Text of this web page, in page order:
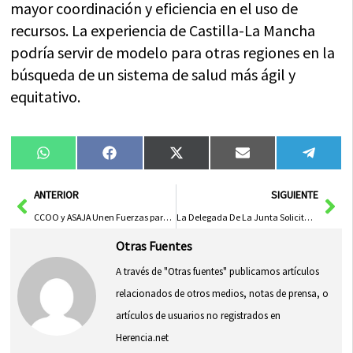
mayor coordinación y eficiencia en el uso de
recursos. La experiencia de Castilla-La Mancha
podría servir de modelo para otras regiones en la
búsqueda de un sistema de salud más ágil y
equitativo.
Compartir
en
WhatsAppCompartir
en
FacebookCompartir
en
X
(Twitter)
Compartir
en
Email
en
AntANTERIOR
CCOO y ASAJA Unen Fuerzas para Debatir Retos Clave del Sector Agrario
SIGUIENTE
La Delegada De La Junta Solicita Respeto A La Alcaldesa De Guadalajara En Declaraciones De Su Equipo De Gobierno
Otras Fuentes
A través de "Otras fuentes" publicamos artículos
relacionados de otros medios, notas de prensa, o
artículos de usuarios no registrados en
Herencia.net